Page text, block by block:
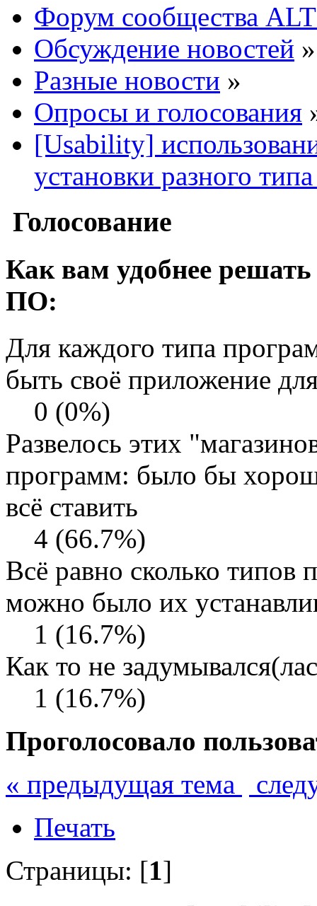
Форум сообщества
Обсуждение новостей »
Разные новости »
Опросы и голосования
[Usability]
установки разного
Голосование
Как вам удобнее
ПО:
Для каждого типа
быть своё приложение
0 (0%)
Развелось этих
программ: было бы
всё ставить
4 (66.7%)
Всё равно сколько
можно было их
1 (16.7%)
Как то не
1 (16.7%)
Проголосовало
« предыдущая тема
Печать
Страницы: [1]